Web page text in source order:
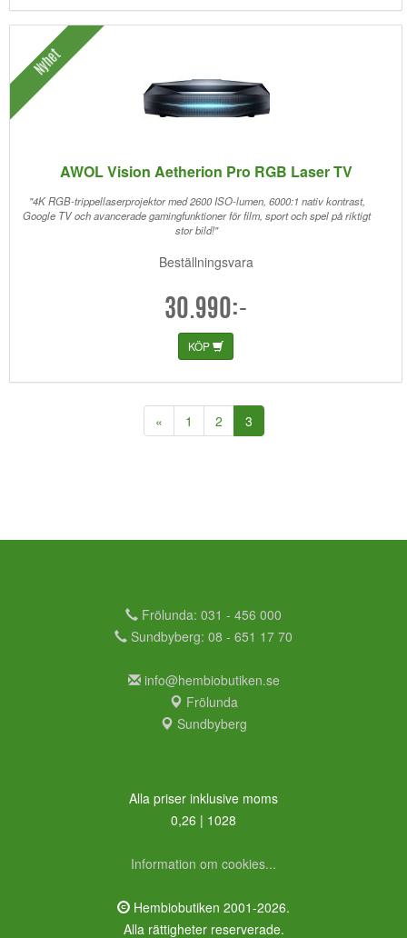
Nyhet
AWOL Vision Aetherion Pro RGB Laser TV
"4K RGB-trippellaserprojektor med 2600 ISO-lumen, 6000:1 nativ kontrast,
Google TV och avancerade gamingfunktioner för film, sport och spel på riktigt
stor bild!"
Beställningsvara
30.990:-
KÖP
« 1 2 3(current)
Frölunda: 031 - 456 000
Sundbyberg: 08 - 651 17 70
info@hembiobutiken.se
Frölunda
Sundbyberg
Alla priser inklusive moms
0,26 | 1028
Information om cookies...
Hembiobutiken 2001-2026.
Alla rättigheter reserverade.